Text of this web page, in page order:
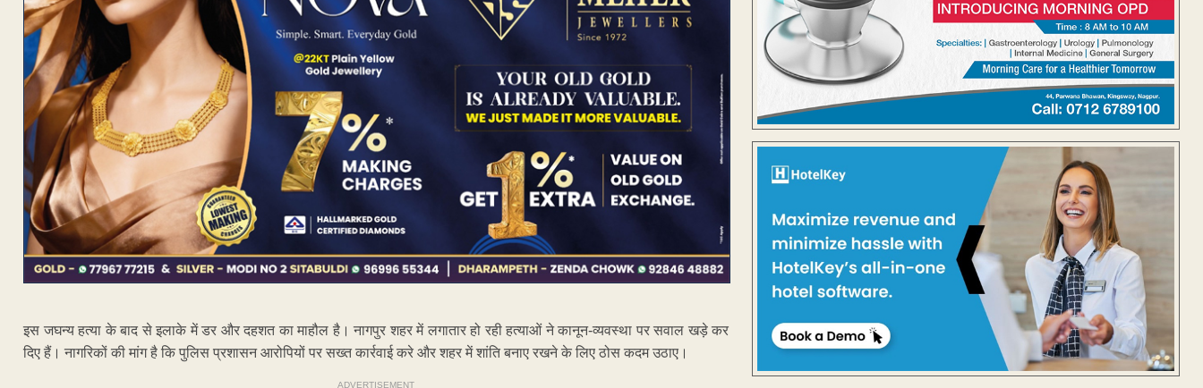
इस जघन्य हत्या के बाद से इलाके में डर और दहशत का माहौल है। नागपुर शहर में लगातार हो रही हत्याओं ने कानून-व्यवस्था पर सवाल खड़े कर
दिए हैं। नागरिकों की मांग है कि पुलिस प्रशासन आरोपियों पर सख्त कार्रवाई करे और शहर में शांति बनाए रखने के लिए ठोस कदम उठाए।
ADVERTISEMENT